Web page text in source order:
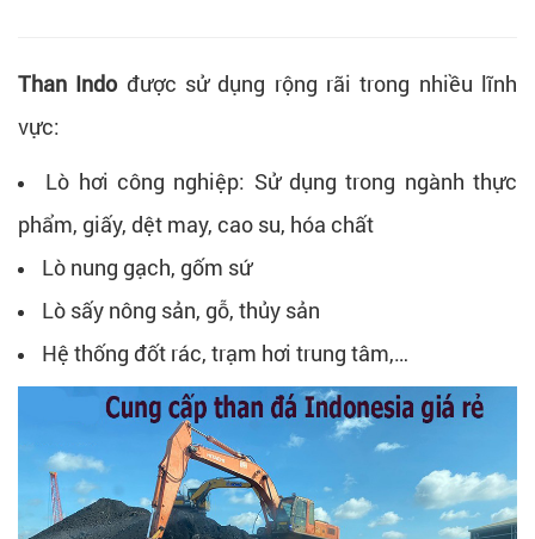
Than Indo được sử dụng rộng rãi trong nhiều lĩnh
vực:
Lò hơi công nghiệp: Sử dụng trong ngành thực
phẩm, giấy, dệt may, cao su, hóa chất
Lò nung gạch, gốm sứ
Lò sấy nông sản, gỗ, thủy sản
Hệ thống đốt rác, trạm hơi trung tâm,…